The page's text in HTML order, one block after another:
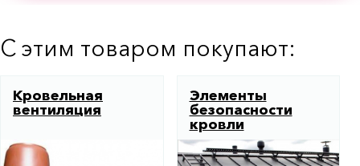
С этим товаром покупают:
Кровельная
вентиляция
Элементы
безопасности
кровли